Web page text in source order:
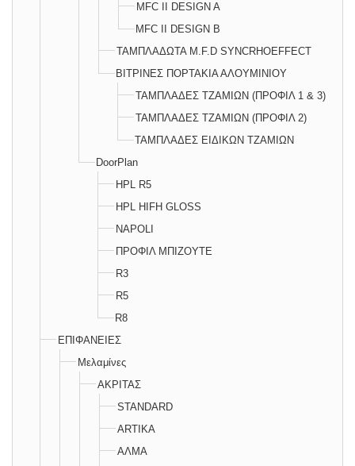
MFC II DESIGN A
MFC II DESIGN B
ΤΑΜΠΛΑΔΩΤΑ M.F.D SYNCRHOEFFECT
ΒΙΤΡΙΝΕΣ ΠΟΡΤΑΚΙΑ ΑΛΟΥΜΙΝΙΟΥ
ΤΑΜΠΛΑΔΕΣ ΤΖΑΜΙΩΝ (ΠΡΟΦΙΛ 1 & 3)
ΤΑΜΠΛΑΔΕΣ ΤΖΑΜΙΩΝ (ΠΡΟΦΙΛ 2)
ΤΑΜΠΛΑΔΕΣ ΕΙΔΙΚΩΝ ΤΖΑΜΙΩΝ
DoorPlan
HPL R5
HPL HIFH GLOSS
NAPOLI
ΠΡΟΦΙΛ ΜΠΙΖΟΥΤΕ
R3
R5
R8
ΕΠΙΦΑΝΕΙΕΣ
Μελαμίνες
ΑΚΡΙΤΑΣ
STANDARD
ARTIKA
ΑΛΜΑ